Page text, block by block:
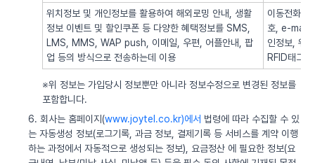
위치정보 및 개인정보를 활용하여 해외로밍 안내, 생활
정보 이벤트 및 할인쿠폰 등 다양한 혜택정보를 SMS,
LMS, MMS, WAP push, 이메일, 우편, 어플안내, 팝
업 등의 방식으로 전송하는데 이용
이동전화번
호, e-mail,
인정보, 위
RFID태그
※위 정보는 가입당시 정보뿐만 아니라 정보수정으로 변경된 정보를
포함합니다.
6. 회사는 홈페이지(www.joytel.co.kr)에서 법령에 따라 수집할 수 있
는 자동생성 정보(로그기록, 과금 정보, 결제기록 등 서비스를 계약 이행
하는 과정에서 자동적으로 생성되는 정보), 요금정산 에 필요한 정보(요